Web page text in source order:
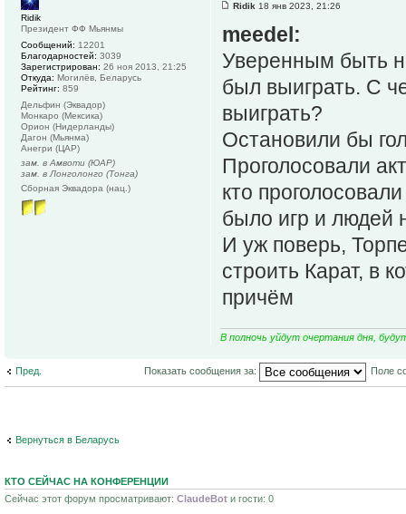
Ridik 18 янв 2023, 21:26
meedel:
Уверенным быть
был выиграть. С
выиграть?
Остановили бы
Проголосовали
кто
было игр и людей
И уж поверь,
строить Карат, в
причём
В полночь уйдут очертания дня,
Ridik
Президент ФФ Мьянмы
Сообщений: 12201
Благодарностей: 3039
Зарегистрирован: 26 ноя 2013, 21:25
Откуда: Могилёв, Беларусь
Рейтинг: 859
Дельфин (Эквадор)
Монкаро (Мексика)
Орион (Нидерланды)
Дагон (Мьянма)
Анегри (ЦАР)
зам. в Амвоти (ЮАР)
зам. в Лонголонго (Тонга)
Сборная Эквадора (нац.)
Пред. Показать сообщения за: Поле
Вернуться в Беларусь
КТО СЕЙЧАС НА КОНФЕРЕНЦИИ
Сейчас этот форум просматривают: ClaudeBot и гости: 0